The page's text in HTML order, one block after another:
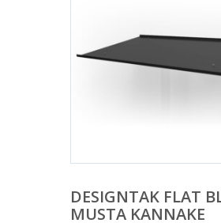
DESIGNTAK FLAT
MUSTA KANNAKE